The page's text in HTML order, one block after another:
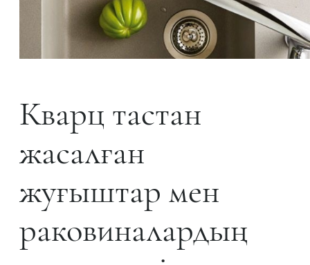
Кварц тастан
жасалған
жуғыштар мен
раковиналардың